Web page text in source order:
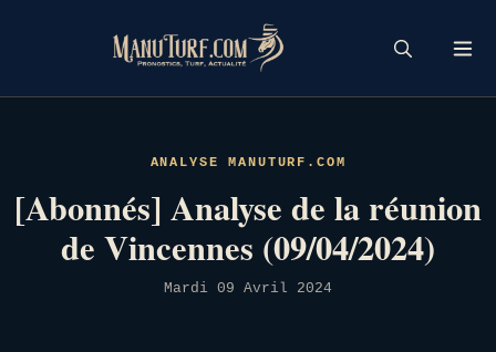
ANALYSE MANUTURF.COM
[Abonnés] Analyse de la réunion
de Vincennes (09/04/2024)
Mardi 09 Avril 2024